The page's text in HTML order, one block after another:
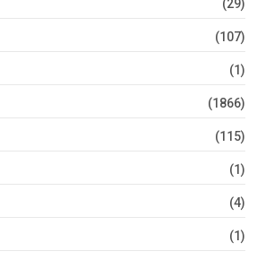
(29)
(107)
(1)
(1866)
(115)
(1)
(4)
(1)